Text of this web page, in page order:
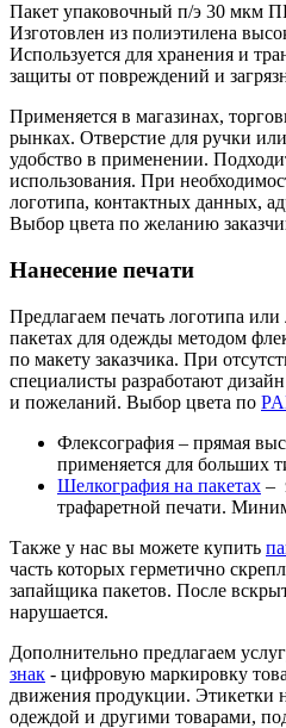
Пакет упаковочный п/э 30 мкм
Изготовлен из полиэтилена
Используется для хранения и
защиты от повреждений и
Применяется в магазинах,
рынках. Отверстие для ручки
удобство в применении.
использования. При
логотипа, контактных данных,
Выбор цвета по желанию
Нанесение печати
Предлагаем печать логотипа
пакетах для одежды методом
по макету заказчика. При
специалисты разработают
и пожеланий. Выбор цвета по
Флексография – прямая
применяется для больших
Шелкография на пакетах –
трафаретной печати.
Также у нас вы можете купить
часть которых герметично
запайщика пакетов. После
нарушается.
Дополнительно предлагаем
знак - цифровую маркировку
движения продукции. Этикетки
одеждой и другими товарами,